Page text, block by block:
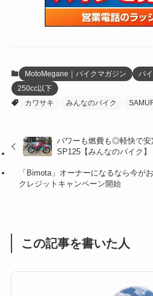
(109)
(5) (5)
(60)
(38)
(59)
(47)
(16)
(16)
(1)
MotoMegane｜バイクマガジン バ
250cc以下
カワサキ
みんなのバイク
パワーも燃費も◎軽快で
SP125【みんなのバイク】
「Bimota」オーナーになるなら今が
クレジットキャンペーン開始
この記事を書いた人